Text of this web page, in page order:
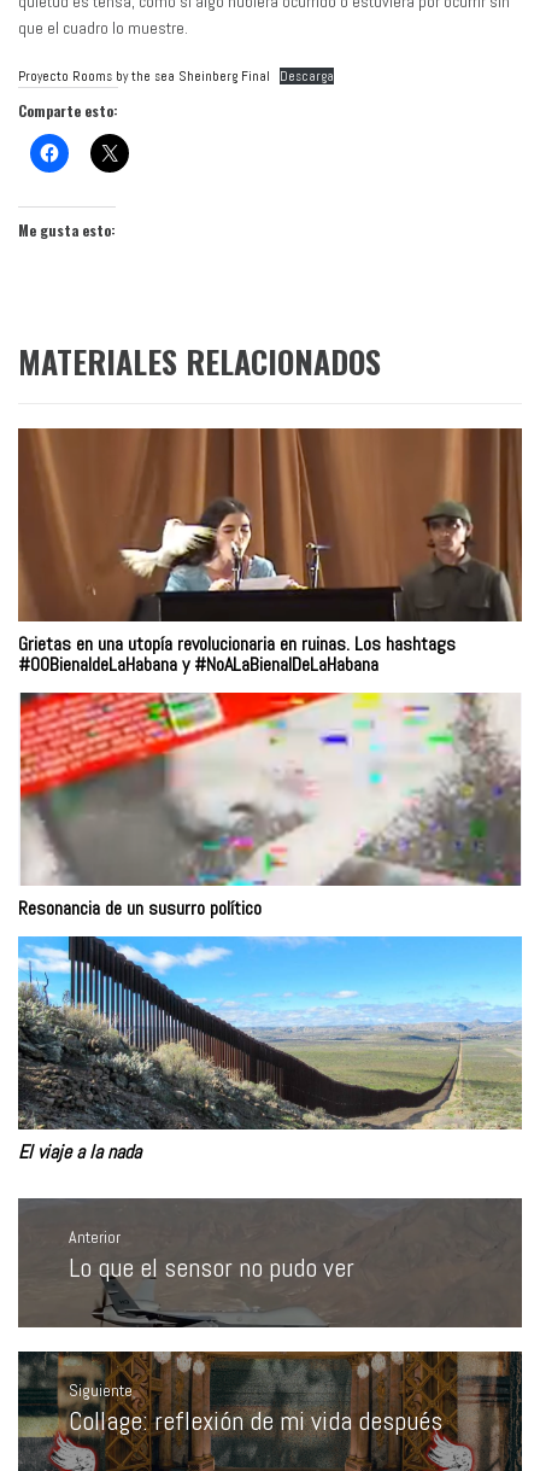
que el cuadro lo muestre.
Proyecto Rooms by the sea Sheinberg Final Descarga
Comparte esto:
Me gusta esto:
MATERIALES RELACIONADOS
Grietas en una utopía revolucionaria en ruinas. Los hashtags
#00BienaldeLaHabana y #NoALaBienalDeLaHabana
Resonancia de un susurro político
El viaje a la nada
Navegación
entradas
Anterior
Entrada
anterior:
Lo que el sensor no pudo ver
Siguiente
Entrada
siguiente:
Collage: reflexión de mi vida después